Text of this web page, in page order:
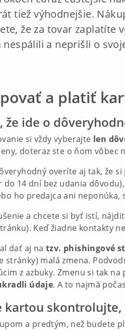
tiež výhodnejšie.
že za tovar
nespálili a neprišli o
a platiť
že ide o
si vždy vyberajte len
doteraz ste o ňom vôbec
overíte aj tak, že
14 dní bez udania
ho predajca ani
a chcete si byť istí,
Keď žiadne kontakty
dať aj na tzv. phishingové
stránky) malá zmena.
z azbuky. Zmenu si tak
údaje. A to najmä
kartou skontrolujte,
a predtým, než